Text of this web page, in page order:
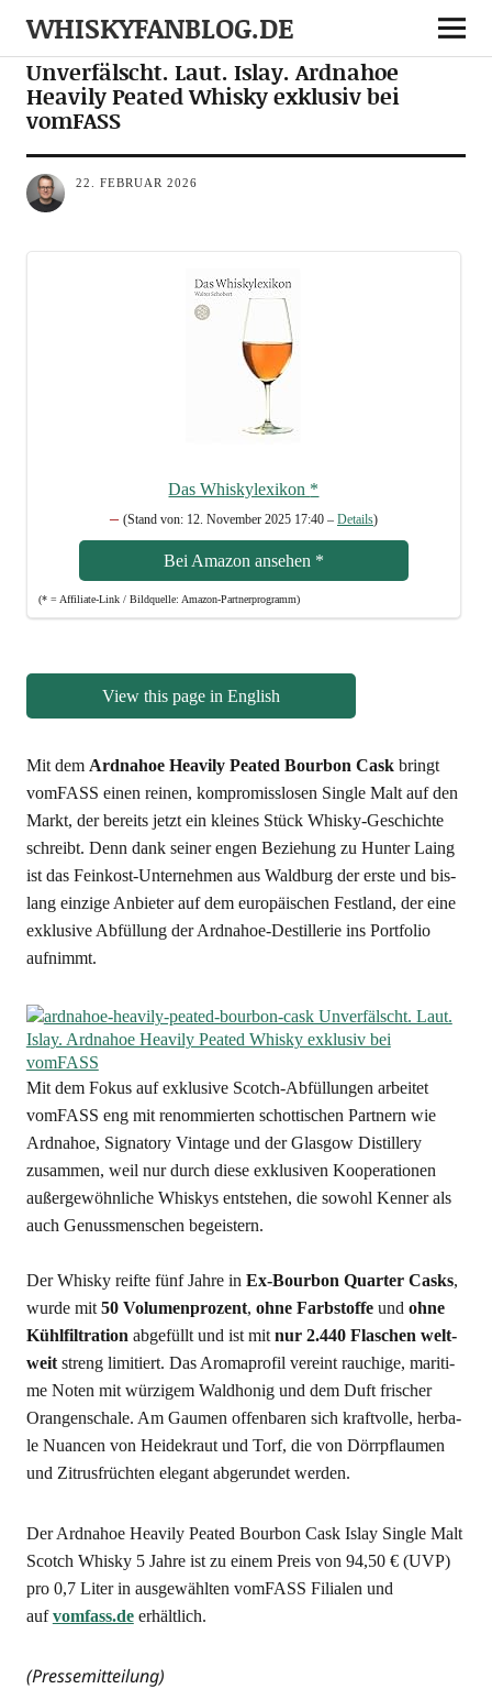
WHISKYFANBLOG.DE
NEWS NOTES
Unverfälscht. Laut. Islay. Ardnahoe
Heavily Peated Whisky exklusiv bei
vomFASS
22. FEBRUAR 2026
Das Whis­ky­le­xi­kon *
– (Stand von: 12. Novem­ber 2025 17:40 – Details)
Bei Ama­zon anse­hen *
(* = Affi­lia­te-Link / Bild­quel­le: Amazon-Partnerprogramm)
View this page in English
Mit dem Ard­nah­oe Hea­vi­ly Pea­ted Bour­bon Caskbringt
vom­FASS einen rei­nen, kom­pro­miss­lo­sen Sin­gle Malt auf den
Markt, der bereits jetzt ein klei­nes Stück Whis­ky-Geschich­te
schreibt. Denn dank sei­ner engen Bezie­hung zu Hun­ter Laing
ist das Fein­kost-Unter­neh­men aus Wald­burg der ers­te und bis­
lang ein­zi­ge Anbie­ter auf dem euro­päi­schen Fest­land, der eine
exklu­si­ve Abfül­lung der Ard­nah­oe-Destil­le­rie ins Port­fo­lio
aufnimmt.
Mit dem Fokus auf exklu­si­ve Scotch-Abfül­lun­gen arbei­tet
vom­FASS eng mit renom­mier­ten schot­ti­schen Part­nern wie
Ard­nah­oe, Signa­to­ry Vin­ta­ge und der Glas­gow Distil­lery
zusam­men, weil nur durch die­se exklu­si­ven Koope­ra­tio­nen
außer­ge­wöhn­li­che Whis­kys ent­ste­hen, die sowohl Ken­ner als
auch Genuss­men­schen begeis­tern.
Der Whis­ky reif­te fünf Jah­re in Ex-Bour­bon Quar­ter Casks,
wur­de mit 50 Volu­men­pro­zent, ohne Farb­stof­feund ohne
Kühl­fil­tra­ti­on abge­füllt und ist mit nur 2.440 Fla­schen welt­
weitstreng limi­tiert. Das Aro­ma­pro­fil ver­eint rau­chi­ge, mari­ti­
me Noten mit wür­zi­gem Wald­ho­nig und dem Duft fri­scher
Oran­gen­scha­le. Am Gau­men offen­ba­ren sich kraft­vol­le, her­ba­
le Nuan­cen von Hei­de­kraut und Torf, die von Dörr­pflau­men
und Zitrus­früch­ten ele­gant abge­run­det werden.
Der Ard­nah­oe Hea­vi­ly Pea­ted Bour­bon Cask Islay Sin­gle Malt
Scotch Whis­ky 5 Jah­re ist zu einem Preis von 94,50 € (UVP)
pro 0,7 Liter in aus­ge­wähl­ten vom­FASS Filia­len und
aufvomfass.deerhältlich.
(Pres­se­mit­tei­lung)